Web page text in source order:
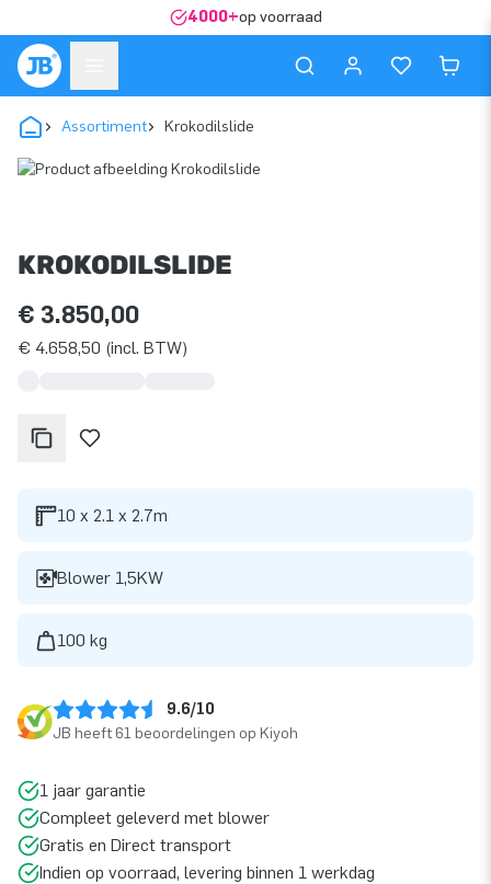
4000+op voorraad
Assortiment Krokodilslide
KROKODILSLIDE
€ 3.850,00
€ 4.658,50 (incl. BTW)
10 x 2.1 x 2.7m
Blower 1,5KW
100 kg
9.6/10
JB heeft 61 beoordelingen op Kiyoh
1 jaar garantie
Compleet geleverd met blower
Gratis en Direct transport
Indien op voorraad, levering binnen 1 werkdag